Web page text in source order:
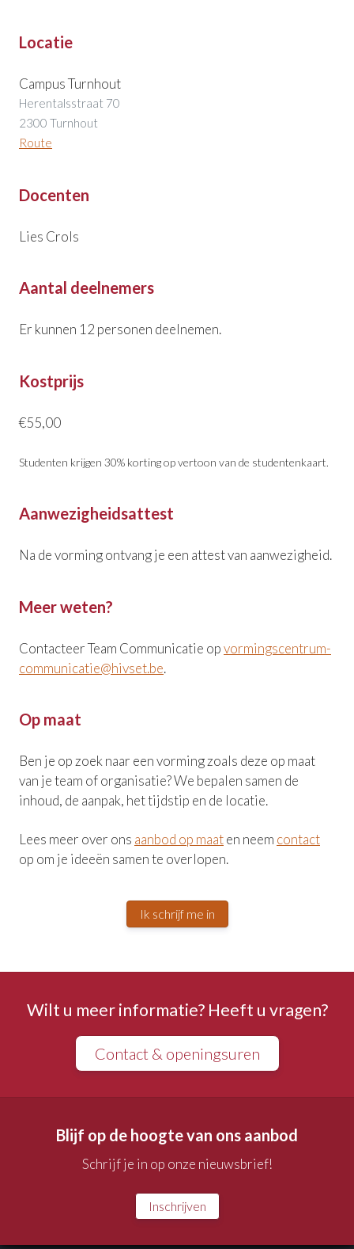
Locatie
Campus Turnhout
Herentalsstraat 70
2300 Turnhout
Route
Docenten
Lies Crols
Aantal deelnemers
Er kunnen 12 personen deelnemen.
Kostprijs
€55,00
Studenten krijgen 30% korting op vertoon van de studentenkaart.
Aanwezigheidsattest
Na de vorming ontvang je een attest van aanwezigheid.
Meer weten?
Contacteer Team Communicatie opvormingscentrum-
communicatie@hivset.be.
Op maat
Ben je op zoek naar een vorming zoals deze op maat
van je team of organisatie? We bepalen samen de
inhoud, de aanpak, het tijdstip en de locatie.
Lees meer over ons aanbod op maaten neem contact
op om je ideeën samen te overlopen.
Ik schrijf me in
Wilt u meer informatie? Heeft u vragen?
Contact & openingsuren
Blijf op de hoogte van ons aanbod
Schrijf je in op onze nieuwsbrief!
Inschrijven